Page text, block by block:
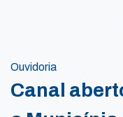
Ouvidoria
Canal